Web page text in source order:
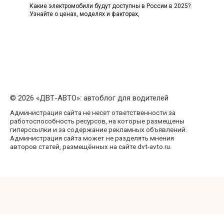
Какие электромобили будут доступны в России в 2025?
Узнайте о ценах, моделях и факторах,
© 2026 «ДВТ-АВТО»: автоблог для водителей
Администрация сайта не несет ответственности за
работоспособность ресурсов, на которые размещены
гиперссылки и за содержание рекламных объявлений.
Администрация сайта может не разделять мнения
авторов статей, размещённых на сайте dvt-avto.ru.